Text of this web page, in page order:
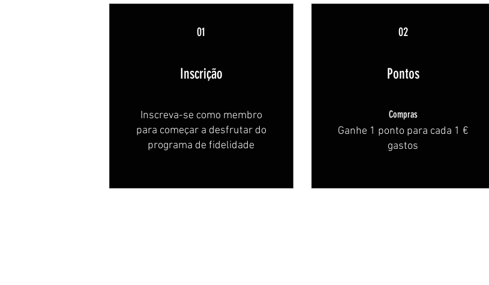
01
Inscrição
Inscreva-se como membro
para começar a desfrutar do
programa de fidelidade
02
Pontos
Compras
Ganhe 1 ponto para cada 1 €
gastos